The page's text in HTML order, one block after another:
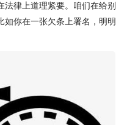
律上道理紧要。咱们在给别
如你在一张欠条上署名，明明